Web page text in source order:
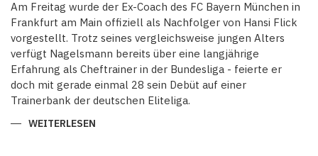
Am Freitag wurde der Ex-Coach des FC Bayern München in
Frankfurt am Main offiziell als Nachfolger von Hansi Flick
vorgestellt. Trotz seines vergleichsweise jungen Alters
verfügt Nagelsmann bereits über eine langjährige
Erfahrung als Cheftrainer in der Bundesliga - feierte er
doch mit gerade einmal 28 sein Debüt auf einer
Trainerbank der deutschen Eliteliga.
WEITERLESEN